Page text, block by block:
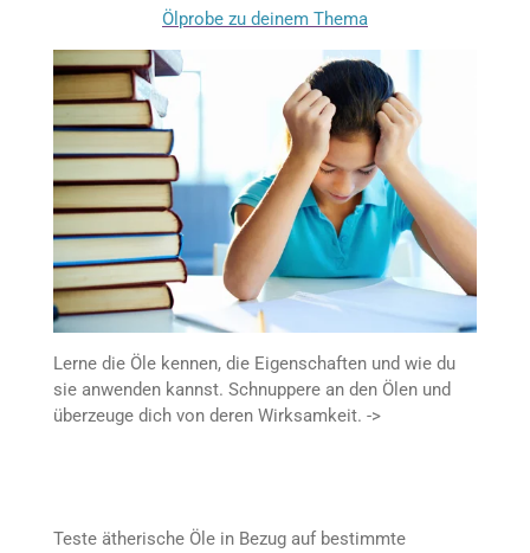
Ölprobe zu deinem Thema
Lerne die Öle kennen, die Eigenschaften und wie du
sie anwenden kannst. Schnuppere an den Ölen und
überzeuge dich von deren Wirksamkeit. ->
Teste ätherische Öle in Bezug auf bestimmte